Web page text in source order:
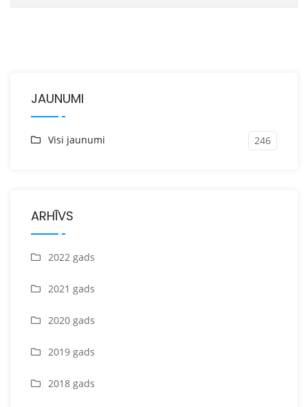
JAUNUMI
Visi jaunumi 246
ARHĪVS
2022 gads
2021 gads
2020 gads
2019 gads
2018 gads